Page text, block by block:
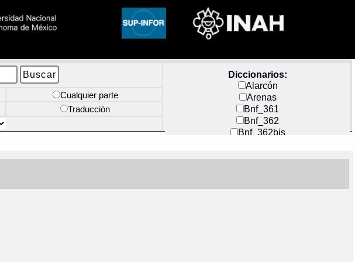
Diccionarios:
Alarcón
Arenas
Bnf_361
Bnf_362
Bnf_362bis
Docs_México
Cualquier parte
Traducción